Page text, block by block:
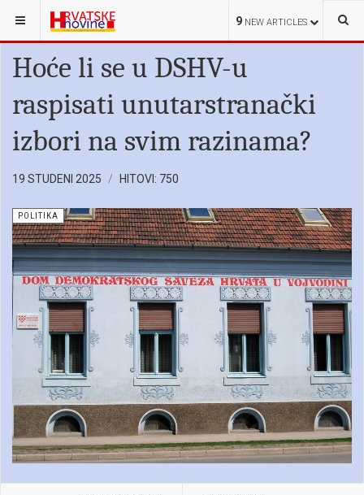
9 NEW ARTICLES
NALAZITE SE OVDJE: POLITIKA
Hoće li se u DSHV-u
raspisati unutarstranački
izbori na svim razinama?
19 STUDENI 2025 HITOVI: 750
POLITIKA